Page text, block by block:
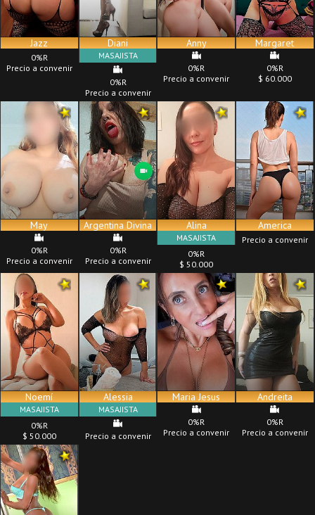
Jazz
0%R
Precio a convenir
Diani
MASAJISTA
0%R
Precio a convenir
Anny
0%R
Precio a convenir
Margaret
0%R
$ 60.000
May
0%R
Precio a convenir
Argentina Divina
0%R
Precio a convenir
Alina
MASAJISTA
0%R
$ 50.000
America
Precio a convenir
Noemí
MASAJISTA
0%R
$ 50.000
Alessia
MASAJISTA
Precio a convenir
Maria Jesus
0%R
Precio a convenir
Andreita
0%R
Precio a convenir